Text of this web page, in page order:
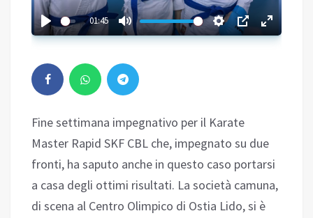
01:45
Fine settimana impegnativo per il Karate
Master Rapid SKF CBL che, impegnato su due
fronti, ha saputo anche in questo caso portarsi
a casa degli ottimi risultati. La società camuna,
di scena al Centro Olimpico di Ostia Lido, si è